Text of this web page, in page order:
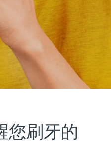
您刷牙的
暢銷產品
預計送達日期8/9/26
預計送達日期
預計送達日期
預計送達日期